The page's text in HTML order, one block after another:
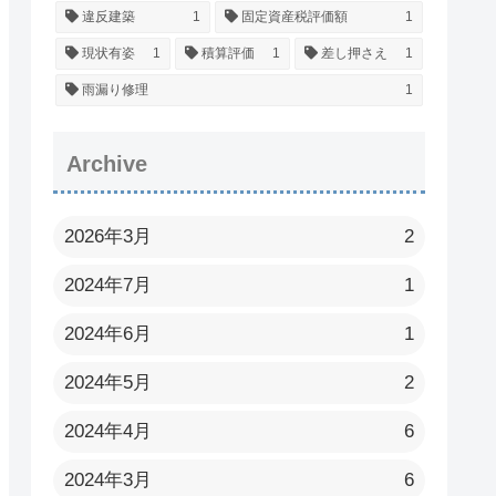
違反建築 1 固定資産税評価額 1
現状有姿 1 積算評価 1 差し押さえ 1
雨漏り修理 1
Archive
2026年3月 2
2024年7月 1
2024年6月 1
2024年5月 2
2024年4月 6
2024年3月 6